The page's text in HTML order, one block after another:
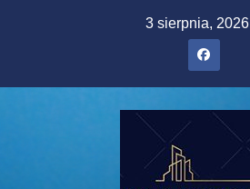
3 sierpnia, 2026